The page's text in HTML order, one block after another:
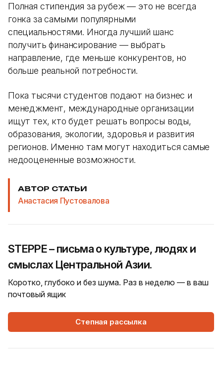
Полная стипендия за рубеж — это не всегда
гонка за самыми популярными
специальностями. Иногда лучший шанс
получить финансирование — выбрать
направление, где меньше конкурентов, но
больше реальной потребности.
Пока тысячи студентов подают на бизнес и
менеджмент, международные организации
ищут тех, кто будет решать вопросы воды,
образования, экологии, здоровья и развития
регионов. Именно там могут находиться самые
недооцененные возможности.
АВТОР СТАТЬИ
Анастасия Пустовалова
STEPPE – письма о культуре, людях и
смыслах Центральной Азии.
Коротко, глубоко и без шума. Раз в неделю — в ваш
почтовый ящик
Степная рассылка